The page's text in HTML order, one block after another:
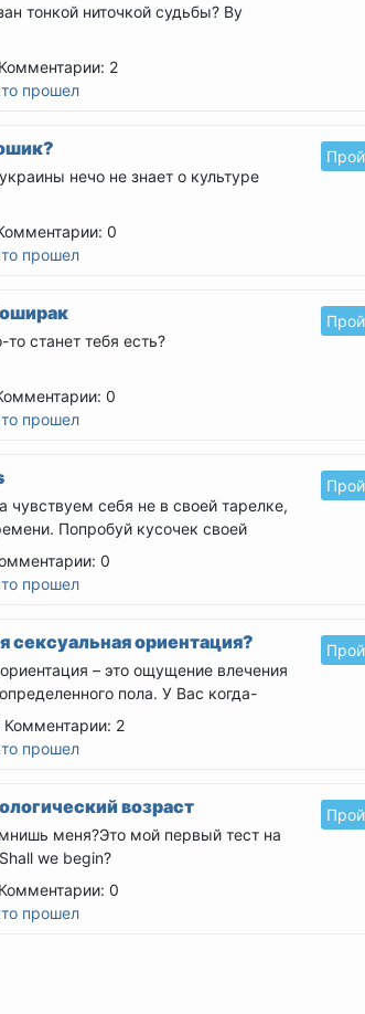
тонкой ниточкой судьбы? By
Комментарии: 2
прошел
нечо не знает о культуре
0
прошел
станет тебя есть?
0
прошел
чувствуем себя не в своей тарелке,
Попробуй кусочек своей
0
прошел
сексуальная ориентация?
– это ощущение влечения
пола. У Вас когда-
Комментарии: 2
прошел
возраст
меня?Это мой первый тест на
Shall we begin?
Комментарии: 0
прошел